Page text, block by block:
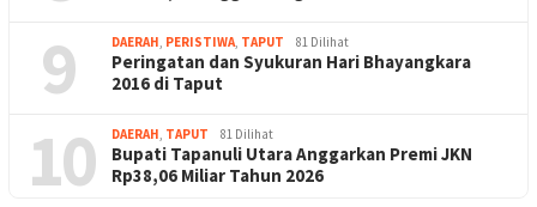
9 DAERAH, PERISTIWA, TAPUT 81 Dilihat
Peringatan dan Syukuran Hari Bhayangkara
2016 di Taput
10 DAERAH, TAPUT 81 Dilihat
Bupati Tapanuli Utara Anggarkan Premi JKN
Rp38,06 Miliar Tahun 2026